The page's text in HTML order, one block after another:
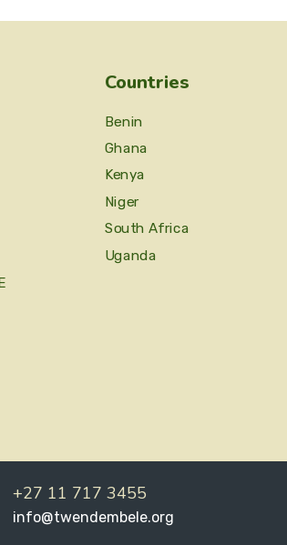
Countries
Benin
Ghana
Kenya
Niger
South Africa
Uganda
+27 11 717 3455
info@twendembele.org